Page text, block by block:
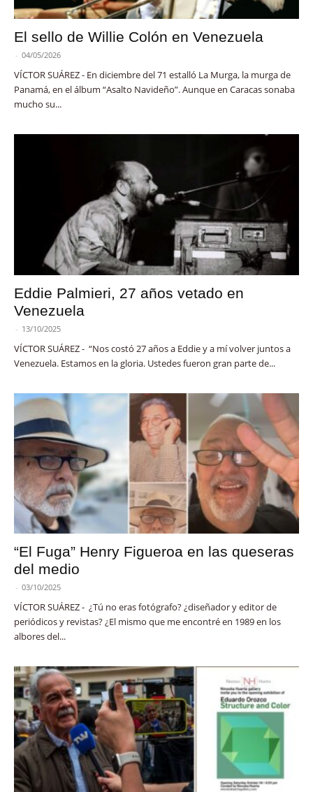
El sello de Willie Colón en Venezuela
- 04/05/2026
VÍCTOR SUÁREZ - En diciembre del 71 estalló La Murga, la murga de
Panamá, en el álbum “Asalto Navideño”. Aunque en Caracas sonaba
mucho su...
Eddie Palmieri, 27 años vetado en
Venezuela
- 13/10/2025
VÍCTOR SUÁREZ - “Nos costó 27 años a Eddie y a mí volver juntos a
Venezuela. Estamos en la gloria. Ustedes fueron gran parte de...
“El Fuga” Henry Figueroa en las queseras
del medio
- 03/10/2025
VÍCTOR SUÁREZ - ¿Tú no eras fotógrafo? ¿diseñador y editor de
periódicos y revistas? ¿El mismo que me encontré en 1989 en los
albores del...